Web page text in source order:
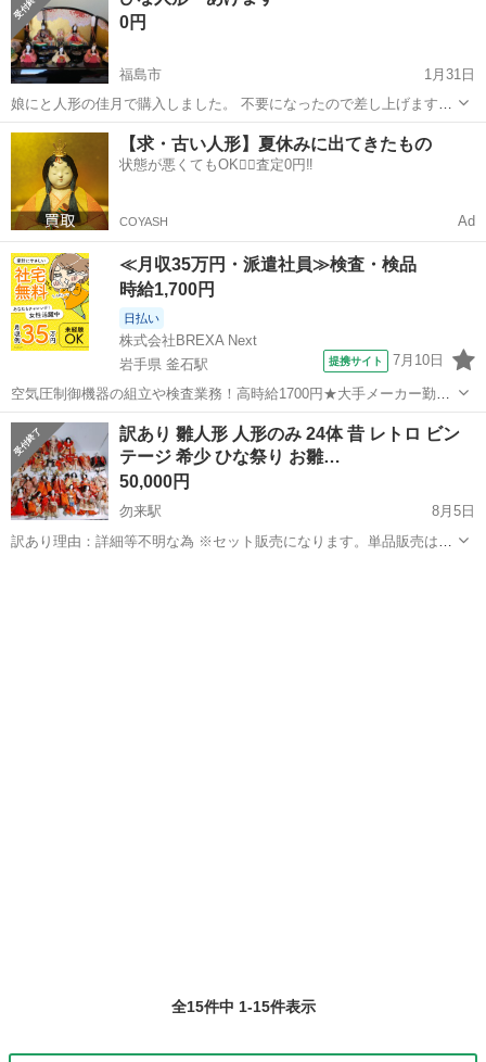
0円
福島市
1月31日
娘にと人形の佳月で購入しました。 不要になったので差し上げます。
撮影のため、久しぶりに並べてみましたが、なんだか楽しかったです
まで...
福島 福島市 年中行事用品 屏風
【求・古い人形】夏休みに出てきたもの
状態が悪くてもOK🙆‍♀️査定0円‼️
COYASH Ad
≪月収35万円・派遣社員≫検査・検品
時給1,700円
日払い
株式会社BREXA Next
岩手県 釜石駅
提携サイト 7月10日
空気圧制御機器の組立や検査業務！高時給1700円★大手メーカー勤
務！嬉しい寮費無料！ワンルーム寮完備★マイカー通勤OK＆工場敷地
内に無料駐車場あり★！《岩手県釜石市》 人気の工場のお仕事 ◇空気
圧制御機器（シリンダ、バルブ...
岩手 釜石市 釜石駅 その他
訳あり 雛人形 人形のみ 24体 昔 レトロ ビン
テージ 希少 ひな祭り お雛…
50,000円
勿来駅
8月5日
訳あり理由：詳細等不明な為 ※セット販売になります。単品販売は致
全15件中 1-15件表示